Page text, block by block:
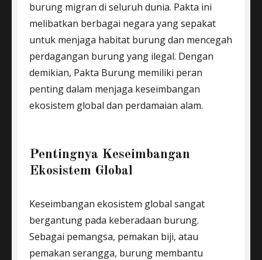
burung migran di seluruh dunia. Pakta ini
melibatkan berbagai negara yang sepakat
untuk menjaga habitat burung dan mencegah
perdagangan burung yang ilegal. Dengan
demikian, Pakta Burung memiliki peran
penting dalam menjaga keseimbangan
ekosistem global dan perdamaian alam.
Pentingnya Keseimbangan
Ekosistem Global
Keseimbangan ekosistem global sangat
bergantung pada keberadaan burung.
Sebagai pemangsa, pemakan biji, atau
pemakan serangga, burung membantu